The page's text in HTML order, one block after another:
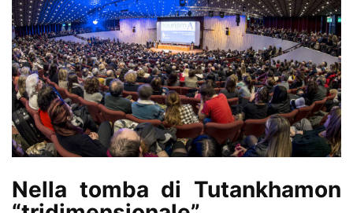
Nella tomba di Tutankhamon